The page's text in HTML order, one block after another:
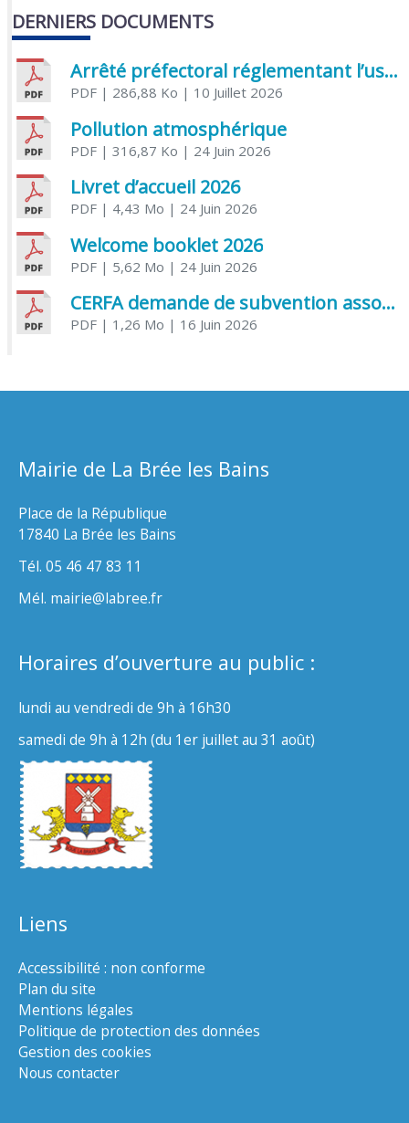
DERNIERS DOCUMENTS
Arrêté préfectoral réglementant l’usage de l’eau
PDF| 286,88 Ko | 10 Juillet 2026
Pollution atmosphérique
PDF| 316,87 Ko | 24 Juin 2026
Livret d’accueil 2026
PDF| 4,43 Mo | 24 Juin 2026
Welcome booklet 2026
PDF| 5,62 Mo | 24 Juin 2026
CERFA demande de subvention association
PDF| 1,26 Mo | 16 Juin 2026
Mairie de La Brée les Bains
Place de la République
17840 La Brée les Bains
Tél. 05 46 47 83 11
Mél. mairie@labree.fr
Horaires d’ouverture au public :
lundi au vendredi de 9h à 16h30
samedi de 9h à 12h (du 1er juillet au 31 août)
Liens
Accessibilité : non conforme
Plan du site
Mentions légales
Politique de protection des données
Gestion des cookies
Nous contacter